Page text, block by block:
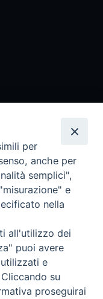
Cookie
per
anche per
semplici",
e
nella
all'utilizzo dei
puoi avere
e
su
proseguirai